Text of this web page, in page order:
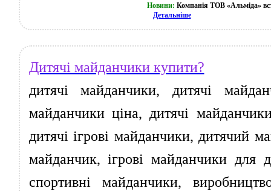
Новини: Компанія ТОВ «Альміда»
Детальніше
Дитячі майданчики купити?
дитячі майданчики, дитячі
майданчики ціна, дитячі
дитячі ігрові майданчики, дитячий
майданчик, ігрові майданчики для
спортивні майданчики,